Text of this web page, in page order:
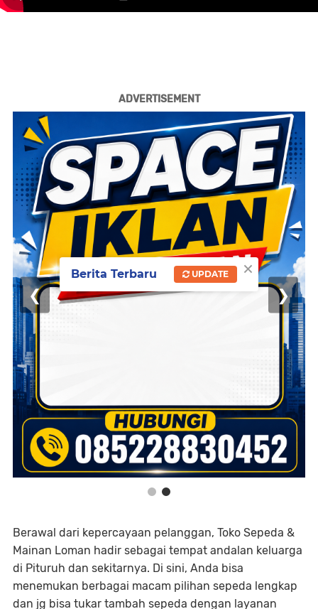
ADVERTISEMENT
❮ ❯
Berawal dari kepercayaan pelanggan, Toko Sepeda &
Mainan Loman hadir sebagai tempat andalan keluarga
di Pituruh dan sekitarnya. Di sini, Anda bisa
menemukan berbagai macam pilihan sepeda lengkap
dan jg bisa tukar tambah sepeda dengan layanan
×
Berita Terbaru UPDATE